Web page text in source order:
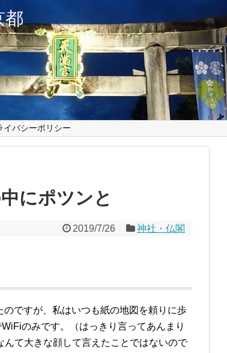
都
イバシーポリシー
にポツンと
2019/7/26 神社・仏閣
ですが、私はいつも紙の地図を頼りに歩
のみです。（はっきり言ってあんまり
て大きな顔して言えたことではないので